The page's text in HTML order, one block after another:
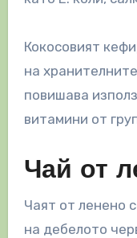
Кокосовият
на
повишава
витамини от
Чай от
Чаят от ленено
на дебелото